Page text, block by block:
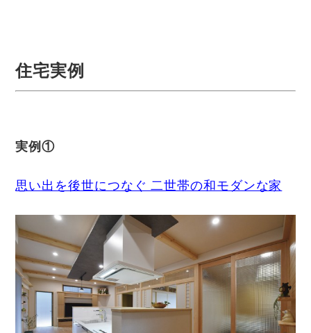
住宅実例
実例①
思い出を後世につなぐ 二世帯の和モダンな家